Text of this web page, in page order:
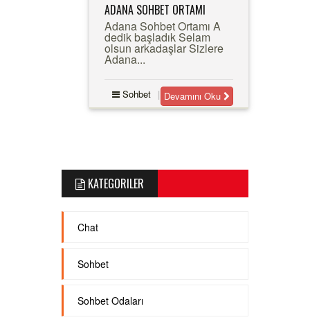
ADANA SOHBET ORTAMI
Adana Sohbet Ortamı A
dedik başladık Selam
olsun arkadaşlar Sizlere
Adana...
Sohbet Devamını Oku
KATEGORILER
Chat
Sohbet
Sohbet Odaları